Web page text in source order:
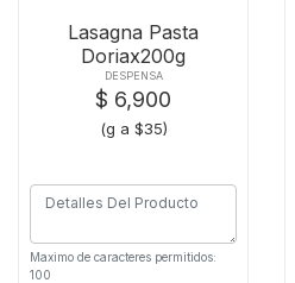
Lasagna Pasta
Doriax200g
DESPENSA
$ 6,900
(g a $35)
Maximo de caracteres permitidos:
100